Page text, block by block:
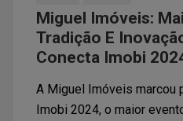
Miguel Imóveis:
Tradição E
Conecta Imobi
A Miguel Imóveis marcou
Imobi 2024, o maior